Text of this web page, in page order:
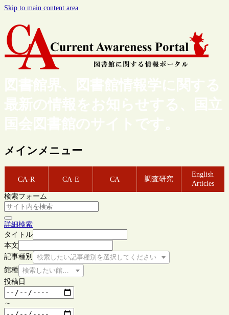
Skip to main content area
図書館界、図書館情報学に関する
最新の情報をお知らせする、国立
国会図書館のサイトです。
メインメニュー
CA-R CA-E CA 調査研究
English
Articles
検索フォーム
詳細検索
タイトル
本文
記事種別
検索したい記事種別を選択してください
館種 検索したい館種を選択してください
投稿日
～